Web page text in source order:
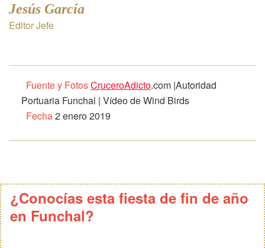
Jesús García
Editor Jefe
Fuente y FotosCruceroAdicto.com |Autoridad
Portuaria Funchal | Vídeo de Wind Birds
Fecha2 enero 2019
¿Conocías esta fiesta de fin de año
en Funchal?